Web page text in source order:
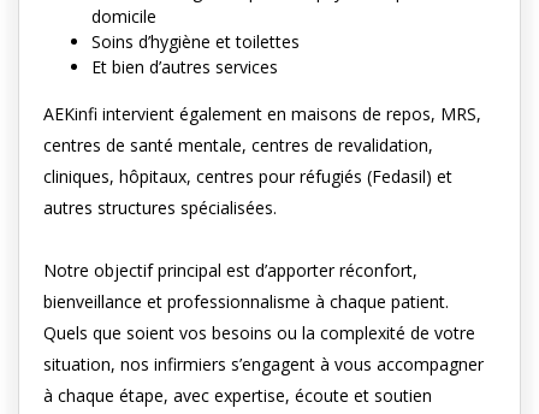
domicile
Soins d’hygiène et toilettes
Et bien d’autres services
AEKinfi intervient également en maisons de repos, MRS,
centres de santé mentale, centres de revalidation,
cliniques, hôpitaux, centres pour réfugiés (Fedasil) et
autres structures spécialisées.
Notre objectif principal est d’apporter réconfort,
bienveillance et professionnalisme à chaque patient.
Quels que soient vos besoins ou la complexité de votre
situation, nos infirmiers s’engagent à vous accompagner
à chaque étape, avec expertise, écoute et soutien